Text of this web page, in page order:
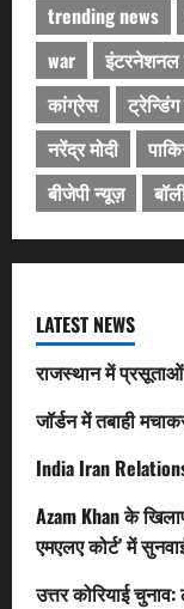
trending news
war
इंटरनेशनल
कांग्रेस
नरेंद्र मोदी
बीजेपी न्यूज़
LATEST NEWS
राजस्थान में प्रसूताओं
जॉर्डन में तबाही
India Iran
Azam Khan के
एमएलए कोर्ट’ में
उत्तर कोरियाई